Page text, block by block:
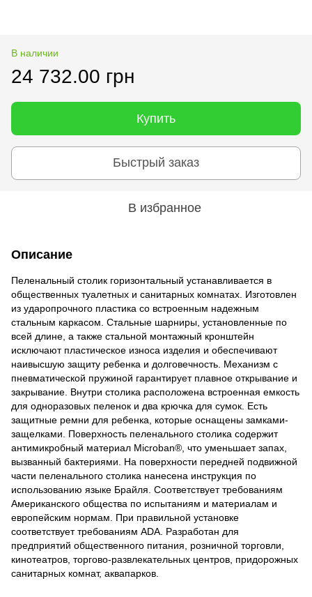
В наличии
24 732.00 грн
Купить
Быстрый заказ
В избранное
Описание
Пеленальный столик горизонтальный устанавливается в
общественных туалетных и санитарных комнатах. Изготовлен
из ударопрочного пластика со встроенным надежным
стальным каркасом. Стальные шарниры, установленные по
всей длине, а также стальной монтажный кронштейн
исключают пластическое износа изделия и обеспечивают
наивысшую защиту ребенка и долговечность. Механизм с
пневматической пружиной гарантирует плавное открывание и
закрывание. Внутри столика расположена встроенная емкость
для одноразовых пеленок и два крючка для сумок. Есть
защитные ремни для ребенка, которые оснащены замками-
защелками. Поверхность пеленального столика содержит
антимикробный материал Microban®, что уменьшает запах,
вызванный бактериями. На поверхности передней подвижной
части пеленального столика нанесена инструкция по
использованию языке Брайля. Соответствует требованиям
Американского общества по испытаниям и материалам и
европейским нормам. При правильной установке
соответствует требованиям ADA. Разработан для
предприятий общественного питания, розничной торговли,
кинотеатров, торгово-развлекательных центров, придорожных
санитарных комнат, аквапарков.